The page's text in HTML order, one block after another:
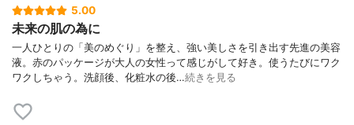
5.00
未来の肌の為に
一人ひとりの「美のめぐり」を整え、強い美しさを引き出す先進の美容
液。赤のパッケージが大人の女性って感じがして好き。使うたびにワク
ワクしちゃう。洗顔後、化粧水の後…続きを見る